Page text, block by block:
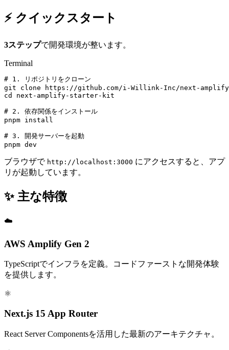
⚡ クイックスタート
3ステップで開発環境が整います。
Terminal
# 1. リポジトリをクローン
git clone https://github.com/i-Willink-Inc/next-
cd next-amplify-starter-kit
# 2. 依存関係をインストール
pnpm install
# 3. 開発サーバーを起動
pnpm dev
ブラウザで http://localhost:3000 にアクセスすると、アプ
リが起動しています。
✨ 主な特徴
☁️
AWS Amplify Gen 2
TypeScriptでインフラを定義。コードファーストな開発体験
を提供します。
⚛️
Next.js 15 App Router
React Server Componentsを活用した最新のアーキテクチャ。